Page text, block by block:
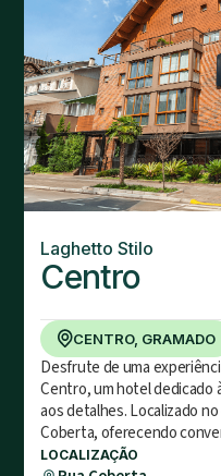
Laghetto Stilo
Centro
CENTRO, GRAMADO
Desfrute de uma
Centro, um hotel dedicado
aos detalhes. Localizado
Coberta, oferecendo
LOCALIZAÇÃO